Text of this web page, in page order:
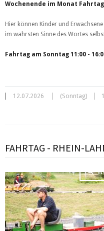
Wochenende im Monat
Hier können Kinder und
im wahrsten Sinne des Wortes
Fahrtag am Sonntag 11:00 -
12.07.2026 (Sonntag)
FAHRTAG - RHEIN-